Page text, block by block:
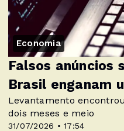
Economia
31/07/2026 • 17:54
Falsos anúncios
Brasil enganam
Levantamento
dois meses e meio